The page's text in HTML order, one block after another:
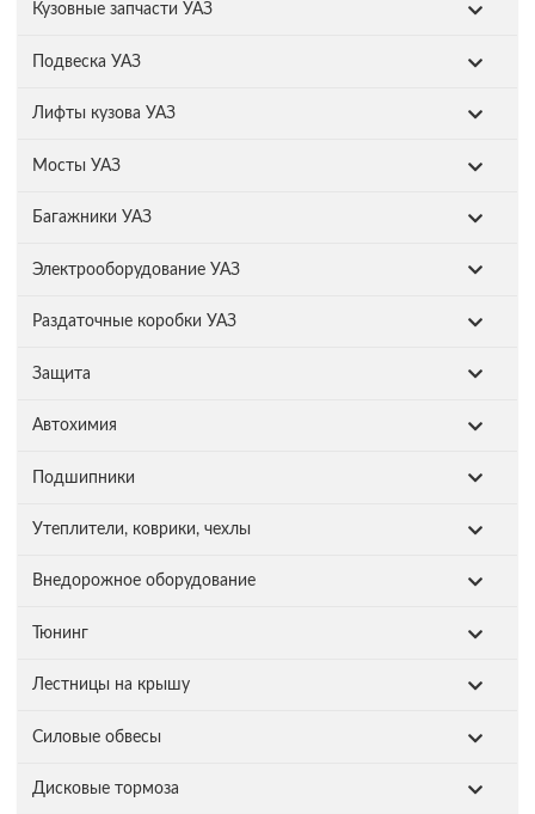
Кузовные запчасти УАЗ
Подвеска УАЗ
Лифты кузова УАЗ
Мосты УАЗ
Багажники УАЗ
Электрооборудование УАЗ
Раздаточные коробки УАЗ
Защита
Автохимия
Подшипники
Утеплители, коврики, чехлы
Внедорожное оборудование
Тюнинг
Лестницы на крышу
Силовые обвесы
Дисковые тормоза